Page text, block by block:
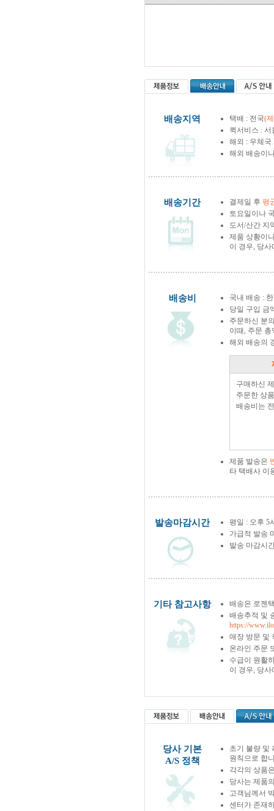
배송지역 택배 : 전국(
퀵서비스 :
해외 : 우체국
해외 배송이
배송기간 결제일 후 평
토요일이나
도서/산간 지
제품 상황이
이 경우, 당
배송비
국내 배송 :
당일 구입 금
주문하신 분
이때, 주문
해외 배송의
구매하신
주문한 상
배송비는
제품 발송은
타 택배사 이
발송마감시간
평일 : 오후 5
가급적 발송
발송 마감시
기타 참고사항
배송은 로젠
배송추적 및
https://
매장 방문 및
온라인 주문
수급이 원활
이 경우, 당
당사 기본
A/S 정책
초기 불량 및
원칙으로 합
각각의 상품
당사는 제품
고객님께서
센터가 존재